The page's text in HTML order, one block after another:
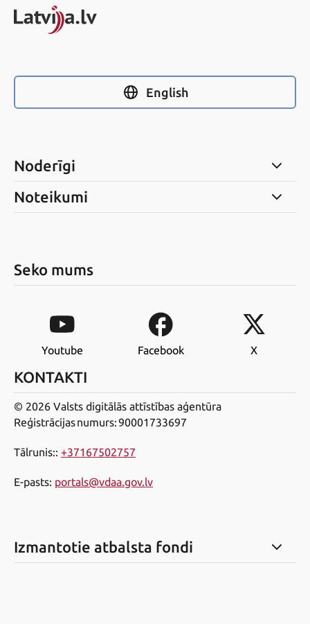
English
Noderīgi
Noteikumi
Seko mums
Youtube Facebook X
KONTAKTI
© 2026 Valsts digitālās attīstības aģentūra
Reģistrācijas numurs: 90001733697
Tālrunis:: +37167502757
E-pasts: portals@vdaa.gov.lv
Izmantotie atbalsta fondi